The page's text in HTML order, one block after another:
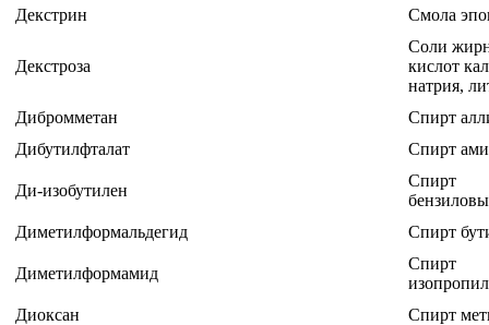
Декстрин
Смола
Декстроза
Соли
кислот
натрия,
Дибромметан
Спирт
Дибутилфталат
Спирт
Ди-изобутилен
Спирт
Диметилформальдегид
Спирт
Диметилформамид
Спирт
Диоксан
Спирт